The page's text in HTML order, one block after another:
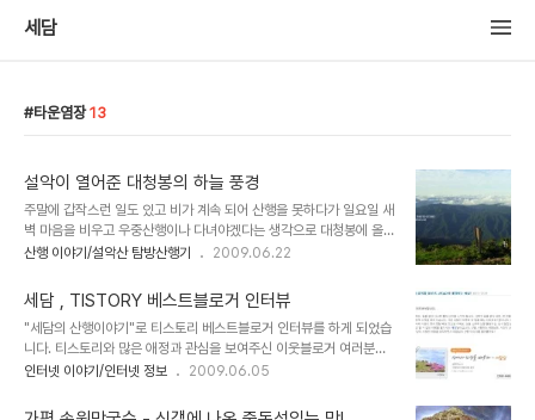
세담
타운염장 13
설악이 열어준 대청봉의 하늘 풍경
주말에 갑작스런 일도 있고 비가 계속 되어 산행을 못하다가 일요일 새
벽 마음을 비우고 우중산행이나 다녀야겠다는 생각으로 대청봉에 올
랐는데 마음을 비운 산객에게 설악은 눈이 시리도록 맑은 하늘을 열어
서히 하늘이 열리기 시작.... 대관령,선자령 방향의 마루금들.....어느
봉우리가 어느 산인지는 구분이 잘 안된다. ㅎㅎ 산과 산들로 이어진
거대한 줄기들...
산행 이야기/설악산 탐방산행기 2009.06.22
세담 , TISTORY 베스트블로거 인터뷰
"세담의 산행이야기"로 티스토리 베스트블로거 인터뷰를 하게 되었습
니다. 티스토리와 많은 애정과 관심을 보여주신 이웃블로거 여러분들
께 감사드립니다..... 티스토리 인터뷰 보러가기 ---->
인터넷 이야기/인터넷 정보 2009.06.05